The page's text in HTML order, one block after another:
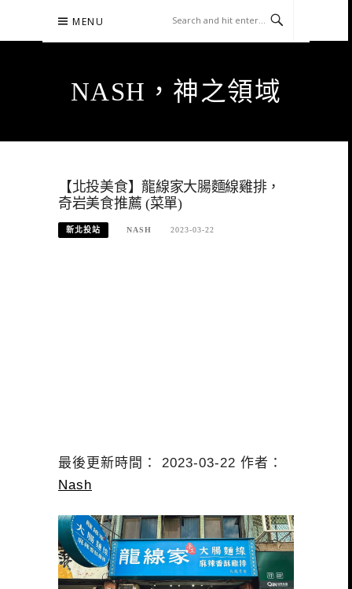
content
MENU
NASH，神之領域
【北投美食】龍線家大腸麵線雞排，
奇岩美食推薦 (菜單)
新北投站 NASH 2023-03-22
最後更新時間： 2023-03-22 作者：
Nash